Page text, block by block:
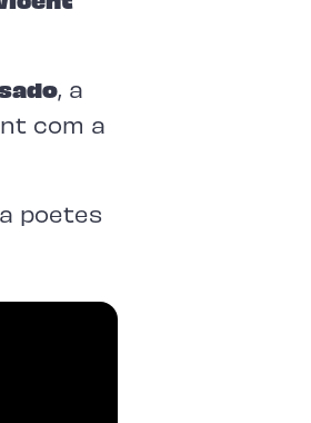
, a
com a
poetes